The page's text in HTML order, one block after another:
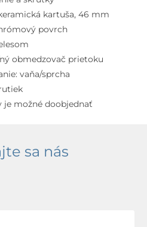
kartuša, 46 mm
povrch
obmedzovač prietoku
vaňa/sprcha
možné doobjednať
sa nás